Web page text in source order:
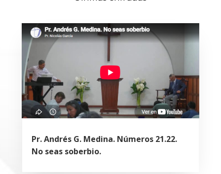
Pr. Andrés G. Medina. Números 21.22.
No seas soberbio.